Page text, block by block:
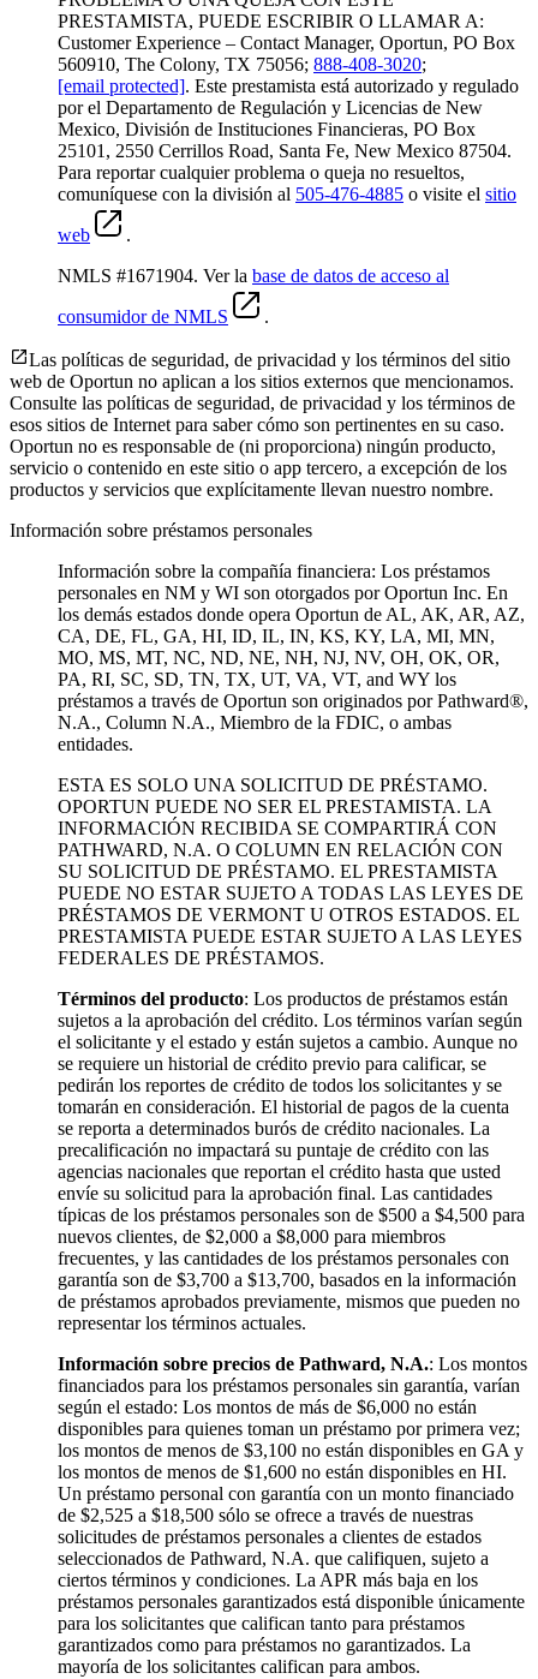
PRESTAMISTA, PUEDE ESCRIBIR O LLAMAR A:
Customer Experience – Contact Manager, Oportun, PO Box
560910, The Colony, TX 75056; 888-408-3020;
[email protected]. Este prestamista está autorizado y regulado
por el Departamento de Regulación y Licencias de New
Mexico, División de Instituciones Financieras, PO Box
25101, 2550 Cerrillos Road, Santa Fe, New Mexico 87504.
Para reportar cualquier problema o queja no resueltos,
comuníquese con la división al 505-476-4885 o visite el sitio
web
.
NMLS #1671904. Ver la base de datos de acceso al
consumidor de NMLS
.
Las políticas de seguridad, de privacidad y los términos del sitio
web de Oportun no aplican a los sitios externos que mencionamos.
Consulte las políticas de seguridad, de privacidad y los términos de
esos sitios de Internet para saber cómo son pertinentes en su caso.
Oportun no es responsable de (ni proporciona) ningún producto,
servicio o contenido en este sitio o app tercero, a excepción de los
productos y servicios que explícitamente llevan nuestro nombre.
Información sobre préstamos personales
Información sobre la compañía financiera: Los préstamos
personales en NM y WI son otorgados por Oportun Inc. En
los demás estados donde opera Oportun de AL, AK, AR, AZ,
CA, DE, FL, GA, HI, ID, IL, IN, KS, KY, LA, MI, MN,
MO, MS, MT, NC, ND, NE, NH, NJ, NV, OH, OK, OR,
PA, RI, SC, SD, TN, TX, UT, VA, VT, and WY los
préstamos a través de Oportun son originados por Pathward®,
N.A., Column N.A., Miembro de la FDIC, o ambas
entidades.
ESTA ES SOLO UNA SOLICITUD DE PRÉSTAMO.
OPORTUN PUEDE NO SER EL PRESTAMISTA. LA
INFORMACIÓN RECIBIDA SE COMPARTIRÁ CON
PATHWARD, N.A. O COLUMN EN RELACIÓN CON
SU SOLICITUD DE PRÉSTAMO. EL PRESTAMISTA
PUEDE NO ESTAR SUJETO A TODAS LAS LEYES DE
PRÉSTAMOS DE VERMONT U OTROS ESTADOS. EL
PRESTAMISTA PUEDE ESTAR SUJETO A LAS LEYES
FEDERALES DE PRÉSTAMOS.
Términos del producto: Los productos de préstamos están
sujetos a la aprobación del crédito. Los términos varían según
el solicitante y el estado y están sujetos a cambio. Aunque no
se requiere un historial de crédito previo para calificar, se
pedirán los reportes de crédito de todos los solicitantes y se
tomarán en consideración. El historial de pagos de la cuenta
se reporta a determinados burós de crédito nacionales. La
precalificación no impactará su puntaje de crédito con las
agencias nacionales que reportan el crédito hasta que usted
envíe su solicitud para la aprobación final. Las cantidades
típicas de los préstamos personales son de $500 a $4,500 para
nuevos clientes, de $2,000 a $8,000 para miembros
frecuentes, y las cantidades de los préstamos personales con
garantía son de $3,700 a $13,700, basados en la información
de préstamos aprobados previamente, mismos que pueden no
representar los términos actuales.
Información sobre precios de Pathward, N.A.: Los montos
financiados para los préstamos personales sin garantía, varían
según el estado: Los montos de más de $6,000 no están
disponibles para quienes toman un préstamo por primera vez;
los montos de menos de $3,100 no están disponibles en GA y
los montos de menos de $1,600 no están disponibles en HI.
Un préstamo personal con garantía con un monto financiado
de $2,525 a $18,500 sólo se ofrece a través de nuestras
solicitudes de préstamos personales a clientes de estados
seleccionados de Pathward, N.A. que califiquen, sujeto a
ciertos términos y condiciones. La APR más baja en los
préstamos personales garantizados está disponible únicamente
para los solicitantes que califican tanto para préstamos
garantizados como para préstamos no garantizados. La
mayoría de los solicitantes califican para ambos.